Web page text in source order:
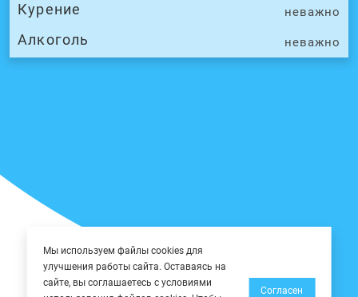
Курение неважно
Алкоголь неважно
Мы используем файлы cookies для
улучшения работы сайта. Оставаясь на
сайте, вы соглашаетесь с условиями
Согласен